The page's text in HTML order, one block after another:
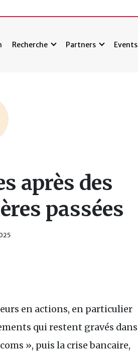
Recherche Partners Events
après des
passées
en actions, en particulier
qui restent gravés dans
», puis la crise bancaire,